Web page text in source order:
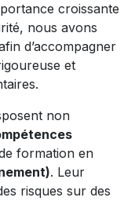
croissante
nous avons
d’accompagner
et
non
formation en
. Leur
risques sur des